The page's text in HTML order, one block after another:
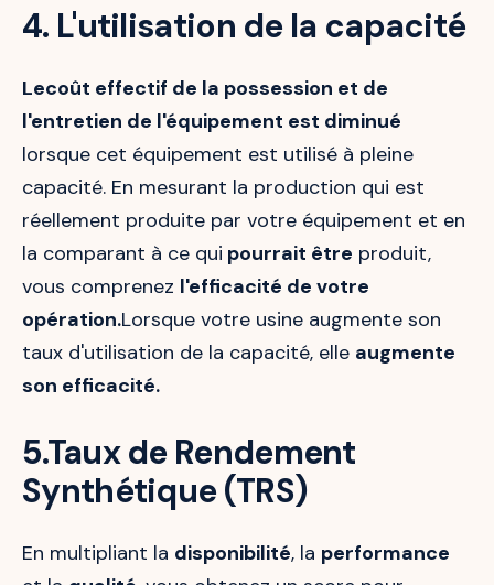
4. L'utilisation de la capacité
Lecoût effectif de la possession et de
l'entretien de l'équipement est diminué
lorsque cet équipement est utilisé à pleine
capacité. En mesurant la production qui est
réellement produite par votre équipement et en
la comparant à ce qui pourrait être produit,
vous comprenez l'efficacité de votre
opération.Lorsque votre usine augmente son
taux d'utilisation de la capacité, elle augmente
son efficacité.
5.Taux de Rendement
Synthétique (TRS)
En multipliant la disponibilité, la performance